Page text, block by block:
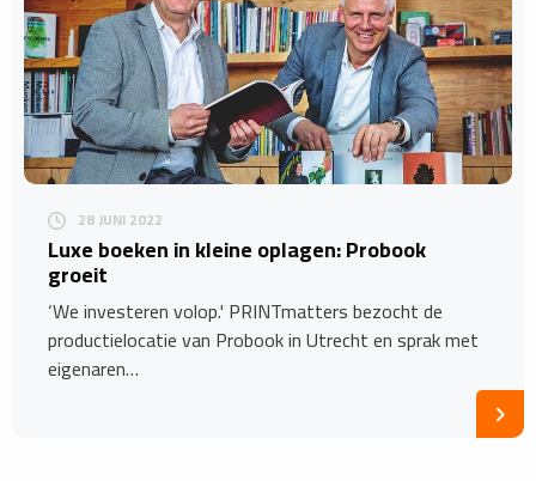
28 JUNI 2022
Luxe boeken in kleine oplagen: Probook
groeit
‘We investeren volop.' PRINTmatters bezocht de
productielocatie van Probook in Utrecht en sprak met
eigenaren…